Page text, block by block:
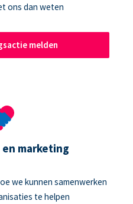
ons dan weten
melden
marketing
we kunnen samenwerken
te helpen